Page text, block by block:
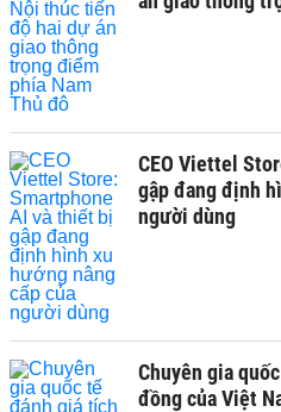
CEO Viettel
gập đang định
người dùng
Chuyên gia
đồng của Việt